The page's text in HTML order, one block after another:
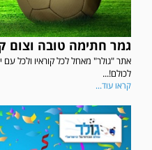
גמר חתימה טובה וצום
אתר "גולר" מאחל לכל קוראיו ולכל
לכולם!...
קראו עוד...